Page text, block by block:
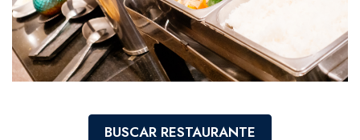
BUSCAR RESTAURANTE